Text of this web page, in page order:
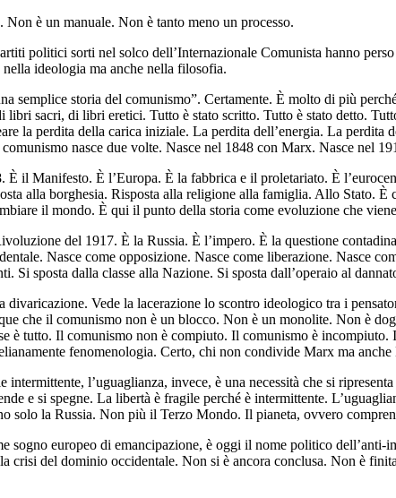
è un manuale. Non è tanto meno un processo.
politici sorti nel solco dell’Internazionale Comunista hanno
ideologia ma anche nella filosofia.
semplice storia del comunismo”. Certamente. È molto di più
sacri, di libri eretici. Tutto è stato scritto. Tutto è stato detto.
la perdita della carica iniziale. La perdita dell’energia. La
nasce due volte. Nasce nel 1848 con Marx. Nasce nel
il Manifesto. È l’Europa. È la fabbrica e il proletariato. È
alla borghesia. Risposta alla religione alla famiglia. Allo
il mondo. È qui il punto della storia come evoluzione che
del 1917. È la Russia. È l’impero. È la questione
Nasce come opposizione. Nasce come liberazione. Nasce
Si sposta dalla classe alla Nazione. Si sposta dall’operaio al
divaricazione. Vede la lacerazione lo scontro ideologico tra i
che il comunismo non è un blocco. Non è un monolite. Non è
è tutto. Il comunismo non è compiuto. Il comunismo è
fenomenologia. Certo, chi non condivide Marx ma anche
l’uguaglianza, invece, è una necessità che si
e si spegne. La libertà è fragile perché è intermittente.
solo la Russia. Non più il Terzo Mondo. Il pianeta, ovvero
sogno europeo di emancipazione, è oggi il nome politico
crisi del dominio occidentale. Non si è ancora conclusa. Non è